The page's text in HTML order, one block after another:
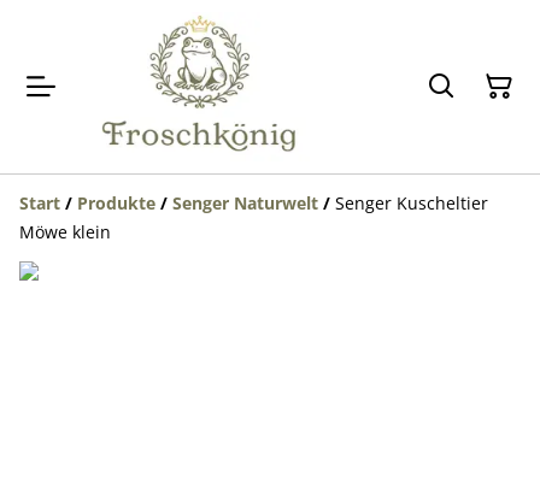
Start / Produkte / Senger Naturwelt / Senger Kuscheltier
Möwe klein